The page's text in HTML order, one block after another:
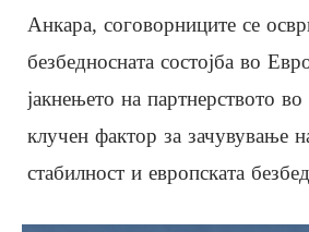
Анкара, соговорниците се
безбедносната состојба во
јакнењето на партнерството
клучен фактор за зачувување
стабилност и европската